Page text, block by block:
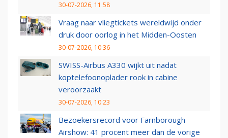
30-07-2026, 11:58
Vraag naar vliegtickets wereldwijd onder
druk door oorlog in het Midden-Oosten
30-07-2026, 10:36
SWISS-Airbus A330 wijkt uit nadat
koptelefoonoplader rook in cabine
veroorzaakt
30-07-2026, 10:23
Bezoekersrecord voor Farnborough
Airshow: 41 procent meer dan de vorige